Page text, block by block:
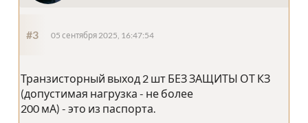
#3 05 сентября 2025, 16:47:54
Транзисторный выход 2 шт БЕЗ ЗАЩИТЫ ОТ КЗ
(допустимая нагрузка - не более
200 мА) - это из паспорта.